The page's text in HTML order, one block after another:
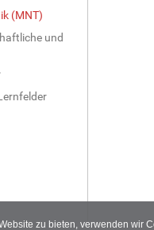
zu bieten, verwenden wir
(MNT)
und